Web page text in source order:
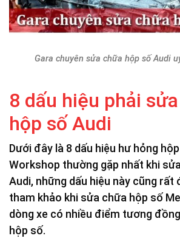
Gara chuyên sửa chữa hộp số Audi
8 dấu hiệu phải
hộp số Audi
Dưới đây là 8 dấu hiệu hư hỏng
Workshop thường gặp nhất khi
Audi, những dấu hiệu này cũng rất
tham khảo khi sửa chữa hộp số
dòng xe có nhiều điểm tương
hộp số.